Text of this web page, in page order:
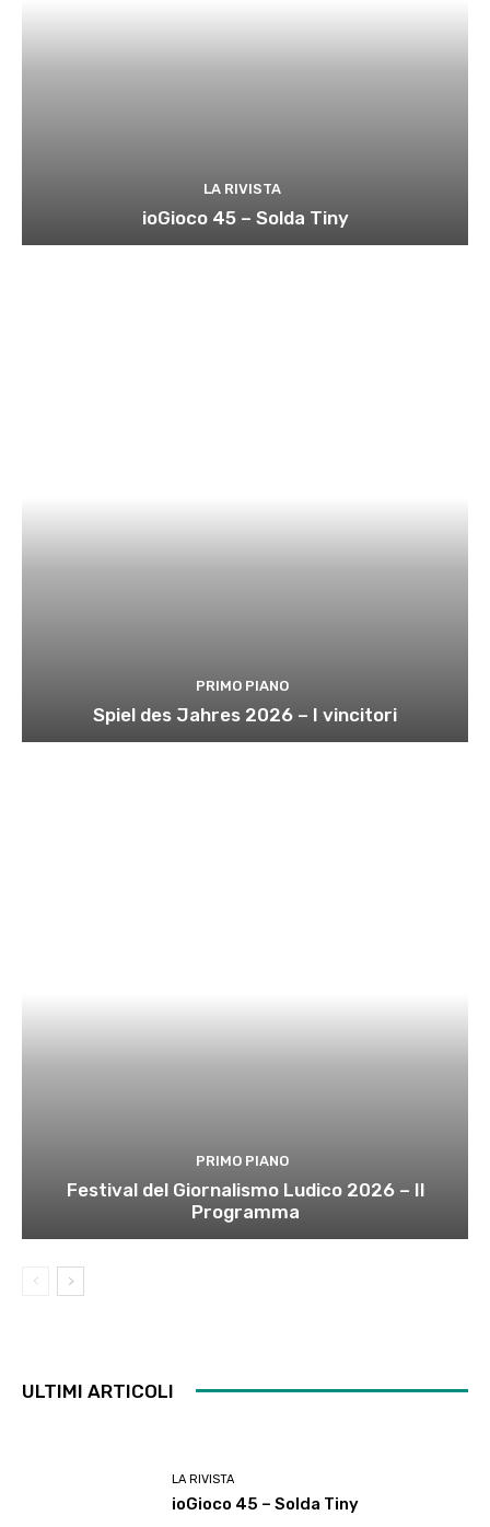
LA RIVISTA
ioGioco 45 – Solda Tiny
PRIMO PIANO
Spiel des Jahres 2026 – I vincitori
PRIMO PIANO
Festival del Giornalismo Ludico 2026 – Il
Programma
ULTIMI ARTICOLI
LA RIVISTA
ioGioco 45 – Solda Tiny